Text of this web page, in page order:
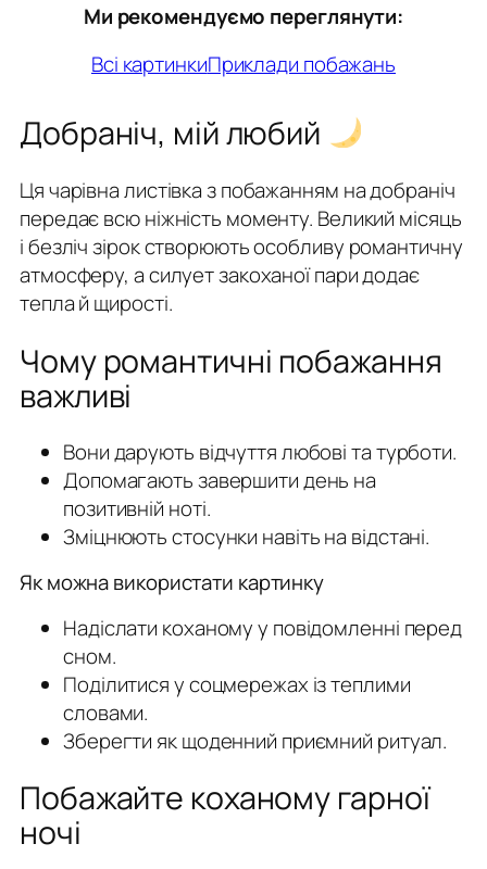
Ми рекомендуємо переглянути:
Всі картинкиПриклади побажань
Добраніч, мій любий
Ця чарівна листівка з побажанням на добраніч
передає всю ніжність моменту. Великий місяць
і безліч зірок створюють особливу романтичну
атмосферу, а силует закоханої пари додає
тепла й щирості.
Чому романтичні побажання
важливі
Вони дарують відчуття любові та турботи.
Допомагають завершити день на
позитивній ноті.
Зміцнюють стосунки навіть на відстані.
Як можна використати картинку
Надіслати коханому у повідомленні перед
сном.
Поділитися у соцмережах із теплими
словами.
Зберегти як щоденний приємний ритуал.
Побажайте коханому гарної
ночі